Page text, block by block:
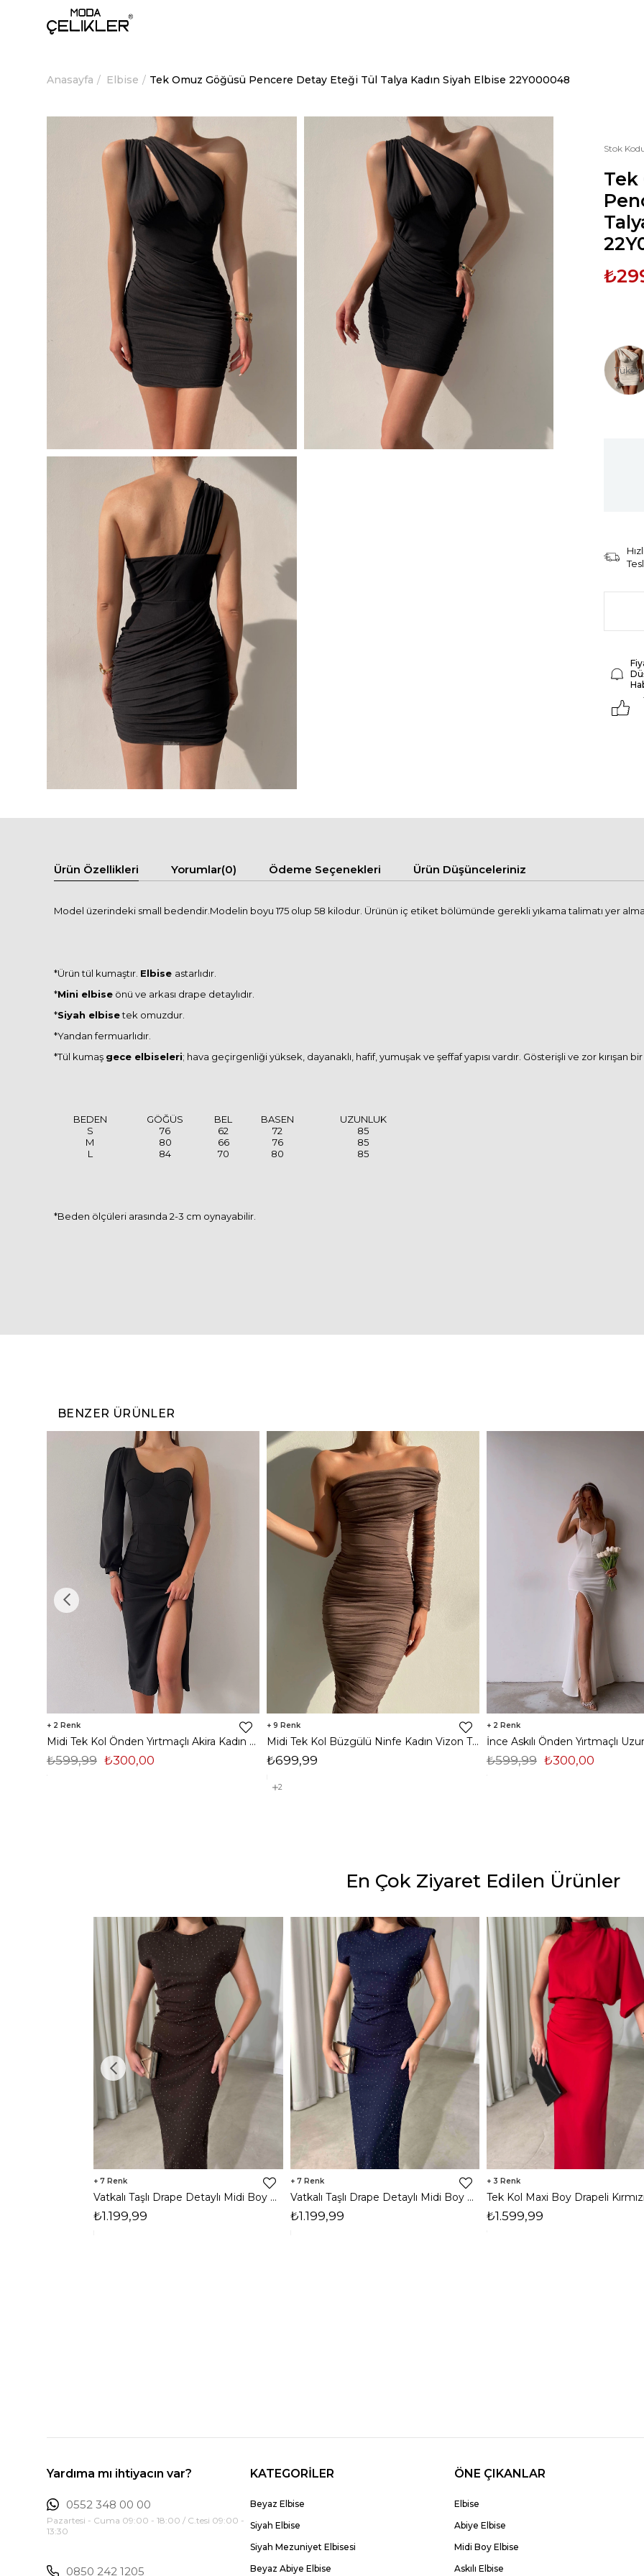
Anasayfa Elbise Tek Omuz Göğüsü Pencere Detay Eteği Tül Talya Kadın Siyah Elbise 22Y000048
Stok
Tek
Hızlı
Ürün Özellikleri Yorumlar(0) Ödeme Seçenekleri Ürün Düşünceleriniz
Model üzerindeki small bedendir.Modelin boyu 175 olup 58 kilodur. Ürünün iç etiket bölümünde gerekli yıkama talimatı yer
*Ürün tül kumaştır. Elbise astarlıdır.
*Mini elbise önü ve arkası drape detaylıdır.
*Siyah elbisetek omuzdur.
*Yandan fermuarlıdır.
*Tül kumaş gece elbiseleri; hava geçirgenliği yüksek, dayanaklı, hafif, yumuşak ve şeffaf yapısı vardır. Gösterişli ve zor kırışan
BEDEN GÖĞÜS BEL BASEN
UZUNLUK
S
76 62 72
85
M
80 66 76
85
L
84 70 80 85
*Beden ölçüleri arasında 2-3 cm oynayabilir.
BENZER ÜRÜNLER
2
Midi Tek Kol Önden Yırtmaçlı Akira Kadın Siyah Elbise 22K000228
₺300,00
₺599,99
9
Midi Tek Kol Büzgülü Ninfe Kadın Vizon Tül Elbise 22K000524
₺699,99
2
2
₺300,00
₺599,99
En Çok Ziyaret Edilen Ürünler
7
Vatkalı Taşlı Drape Detaylı Midi Boy Kahverengi Jesep Kadın Elbise 26Y282
₺1.199,99
7
Vatkalı Taşlı Drape Detaylı Midi Boy Lacivert Jesep Kadın Elbise 26Y282
₺1.199,99
3
₺1.599,99
Yardıma mı ihtiyacın var?
0552 348 00 00
Pazartesi - Cuma 09:00 - 18:00 / C.tesi 09:00 -
13:30
0850 242 1205
KATEGORİLER
Beyaz Elbise
Siyah Elbise
Siyah Mezuniyet Elbisesi
Beyaz Abiye Elbise
ÖNE ÇIKANLAR
Elbise
Abiye Elbise
Midi Boy Elbise
Askılı Elbise